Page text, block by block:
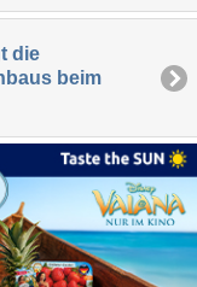
die
beim